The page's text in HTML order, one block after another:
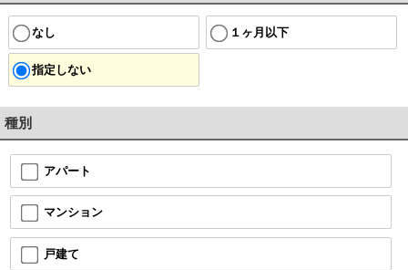
なし １ヶ月以下
指定しない
種別
アパート
マンション
戸建て